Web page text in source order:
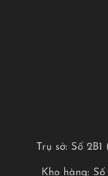
Trụ sở: Số
Kho hàng: